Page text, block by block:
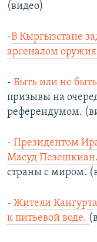
(видео)
-В Кыргызстане
арсеналом
- Быть или не
призывы на
референдумом.
- Президентом
Масуд Пезешкиан.
страны с миром.
- Жители
к питьевой воде.